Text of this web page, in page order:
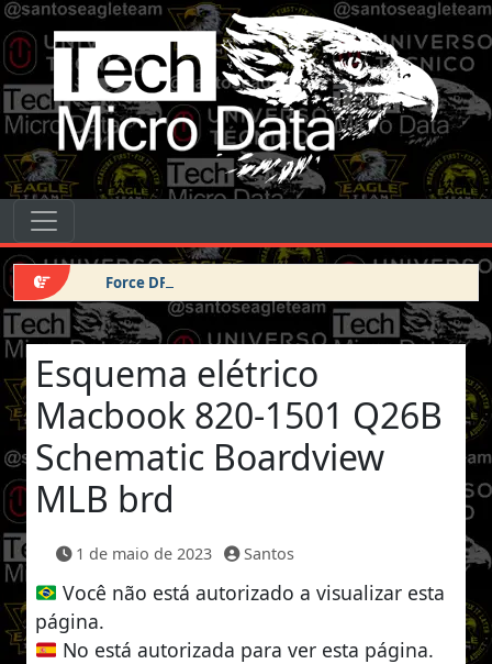
Pular para o conteúdo
Tech Micro Data
Pular para o conteúdo
Navegação principal
Force DFU iPhone 14 Pro Max
Esquema elétrico
Macbook 820-1501 Q26B
Schematic Boardview
MLB brd
1 de maio de 2023 Santos
Você não está autorizado a visualizar esta
página.
No está autorizada para ver esta página.